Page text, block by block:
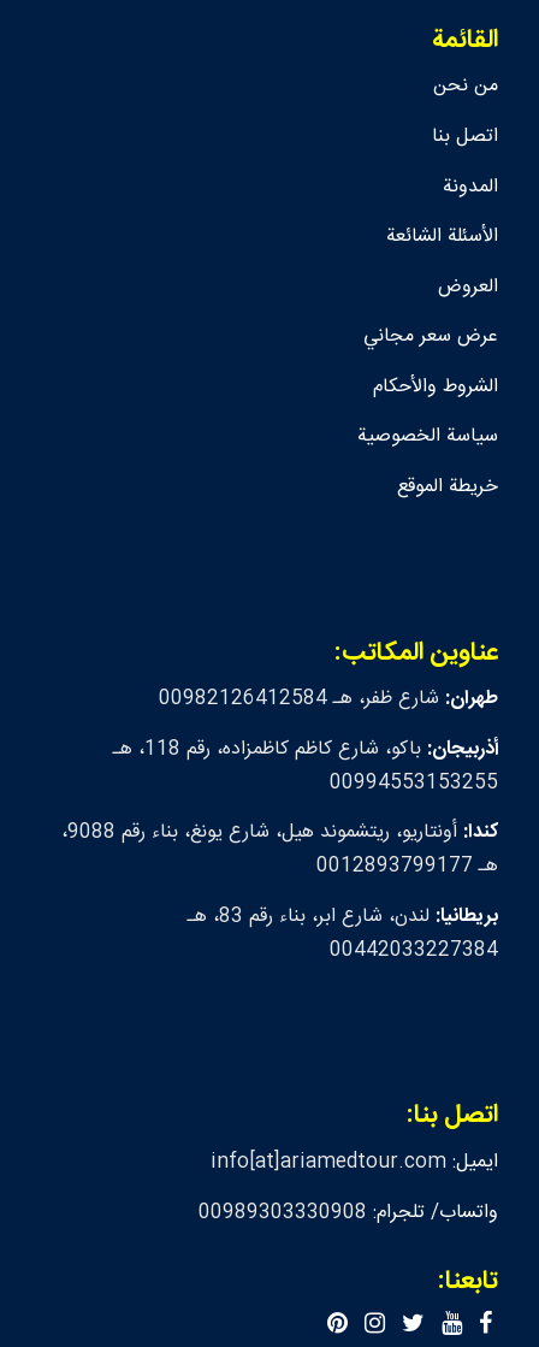
القائمة
من نحن
اتصل بنا
المدونة
الأسئلة الشائعة
العروض
عرض سعر مجاني
الشروط والأحكام
سياسة الخصوصية
خريطة الموقع
عناوين المكاتب:
طهران: شارع ظفر، هـ 00982126412584
أذربيجان:
باكو، شارع كاظم كاظمزاده، رقم 118، هـ
00994553153255
كندا:
أونتاريو، ريتشموند هيل، شارع يونغ، بناء رقم 9088،
هـ 0012893799177
بريطانيا:
لندن، شارع ابر، بناء رقم 83، هـ
00442033227384
اتصل بنا:
ايميل:info[at]ariamedtour.com
واتساب/ تلجرام: 00989303330908
تابعنا: